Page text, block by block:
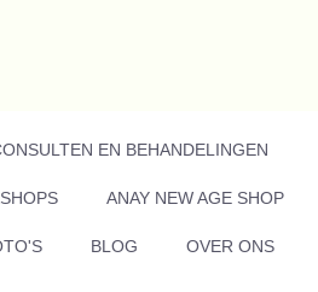
EN BEHANDELINGEN
ANAY NEW AGE SHOP
BLOG OVER ONS